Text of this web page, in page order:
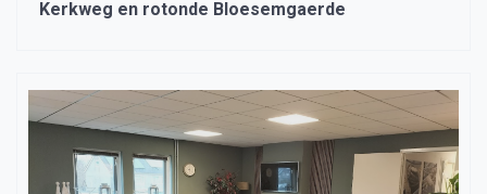
Kerkweg en rotonde Bloesemgaerde